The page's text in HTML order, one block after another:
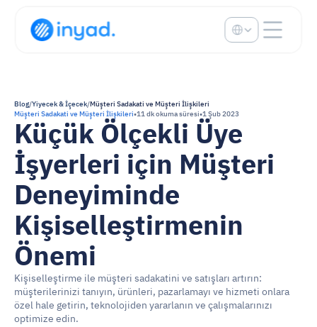
Blog/Yiyecek & İçecek/Müşteri Sadakati ve Müşteri İlişkileri
Müşteri Sadakati ve Müşteri İlişkileri•11 dk okuma süresi•1 Şub 2023
Küçük Ölçekli Üye
İşyerleri için Müşteri
Deneyiminde
Kişiselleştirmenin
Önemi
Kişiselleştirme ile müşteri sadakatini ve satışları artırın:
müşterilerinizi tanıyın, ürünleri, pazarlamayı ve hizmeti onlara
özel hale getirin, teknolojiden yararlanın ve çalışmalarınızı
optimize edin.
Select Language